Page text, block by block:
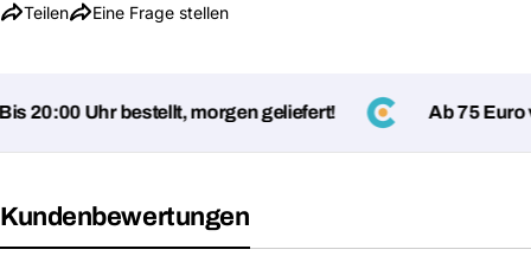
Teilen Eine Frage stellenEine Frage stellen
Deine
Telefon
Deine
20:00 Uhr bestellt, morgen geliefert! Ab 75 Euro
Kundenbewertungen